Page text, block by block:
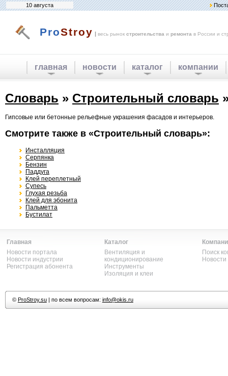
10 августа
ProStroy | весь рынок строительства и ремонта в России и
главная новости каталог компании
Словарь » Строительный словарь
Гипсовые или бетонные рельефные украшения фасадов и интерьеров.
Смотрите также в «Строительный словарь»:
Инсталляция
Серпянка
Бензин
Паддуга
Клей переплетный
Супесь
Глухая резьба
Клей для эбонита
Пальметта
Бустилат
Главная
Новости портала
Новости индустрии
Регистрация абонента
Каталог
Вентиляция и
кондиционирование
Инструменты
Изоляция и клеи
Поиск
© ProStroy.su| по всем вопросам: info@okis.ru